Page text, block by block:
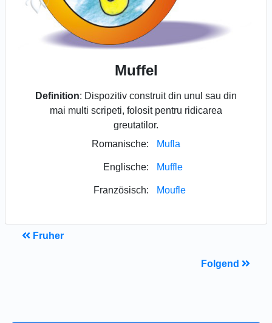
Muffel
Definition: Dispozitiv construit din unul sau din
mai multi scripeti, folosit pentru ridicarea
greutatilor.
Romanische:
Mufla
Englische: Muffle
Französisch: Moufle
Fruher
Folgend